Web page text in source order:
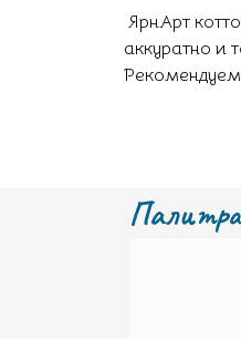
ЯрнАрт
аккуратно и